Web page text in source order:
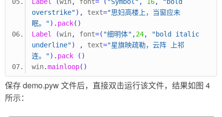
overstrike"), text="思妇高楼上，当窗应未
眠。"). pack()
Label
(win, font=( "细明体" ,24,
"bold italic
underline") , text="星旗映疏勒，云阵 上祁
连。"). pack
()
win.mainloop()
保存 demo.pyw 文件后，直接双击运行该文件，结果如图 4
所示：